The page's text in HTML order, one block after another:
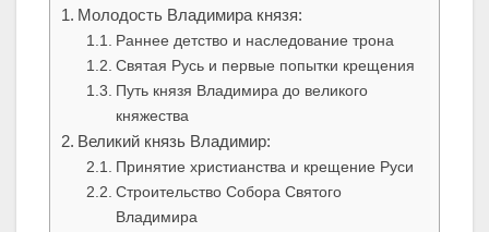
Молодость Владимира князя:
Раннее детство и наследование трона
Святая Русь и первые попытки крещения
Путь князя Владимира до великого
княжества
Великий князь Владимир:
Принятие христианства и крещение Руси
Строительство Собора Святого
Владимира